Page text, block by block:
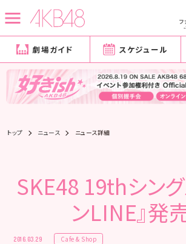
フ
劇場ガイド スケジュール
トップ ニュース ニュース詳細
SKE48 19thシング
ンLINE』発売
2016.03.29 Cafe & Shop